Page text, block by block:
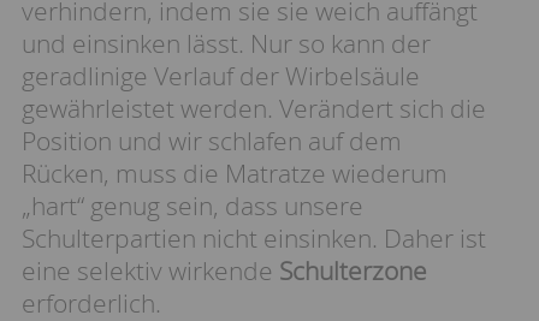
verhindern, indem sie sie weich auffängt
und einsinken lässt. Nur so kann der
geradlinige Verlauf der Wirbelsäule
gewährleistet werden. Verändert sich die
Position und wir schlafen auf dem
Rücken, muss die Matratze wiederum
„hart“ genug sein, dass unsere
Schulterpartien nicht einsinken. Daher ist
eine selektiv wirkende Schulterzone
erforderlich.